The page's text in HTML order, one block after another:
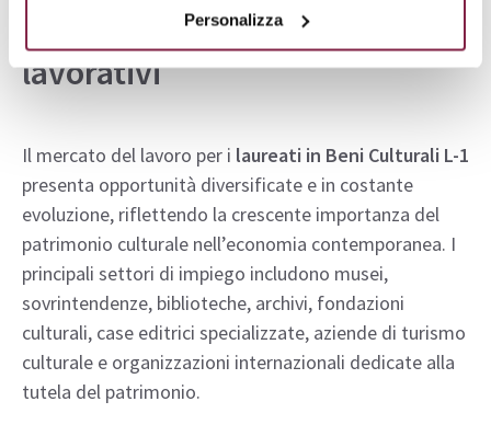
Personalizza
Beni Culturali L-1: sbocchi
lavorativi
Il mercato del lavoro per i laureati in Beni Culturali L-1
presenta opportunità diversificate e in costante
evoluzione, riflettendo la crescente importanza del
patrimonio culturale nell’economia contemporanea. I
principali settori di impiego includono musei,
sovrintendenze, biblioteche, archivi, fondazioni
culturali, case editrici specializzate, aziende di turismo
culturale e organizzazioni internazionali dedicate alla
tutela del patrimonio.